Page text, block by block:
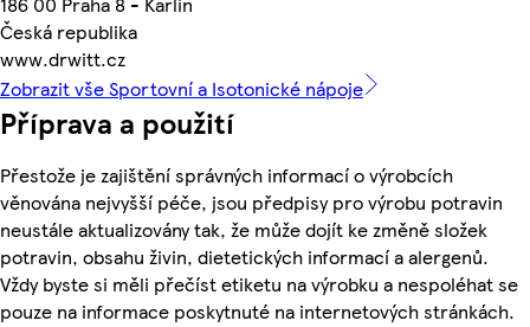
Česká republika
www.drwitt.cz
Zobrazit vše Sportovní a Isotonické nápoje
Příprava a použití
Přestože je zajištění správných informací o výrobcích
věnována nejvyšší péče, jsou předpisy pro výrobu potravin
neustále aktualizovány tak, že může dojít ke změně složek
potravin, obsahu živin, dietetických informací a alergenů.
Vždy byste si měli přečíst etiketu na výrobku a nespoléhat se
pouze na informace poskytnuté na internetových stránkách.